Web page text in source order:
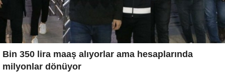
Bin 350 lira maaş alıyorlar ama hesaplarında
milyonlar dönüyor